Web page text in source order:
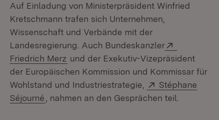
Auf Einladung von Ministerpräsident Winfried
Kretschmann trafen sich Unternehmen,
Wissenschaft und Verbände mit der
Landesregierung. Auch Bundeskanzler
Friedrich Merz (Öffnet in neuem Fenster)
und der Exekutiv-Vizepräsident
der Europäischen Kommission und Kommissar für
Wohlstand und Industriestrategie,
Extern:
Stéphane
Séjourné (Öffnet in neuem Fenster)
, nahmen an den Gesprächen teil.